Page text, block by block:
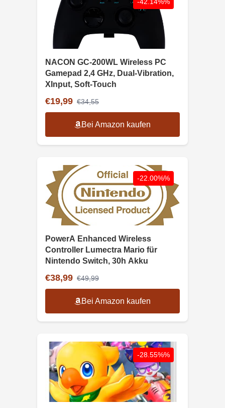
-42.14%%
NACON GC-200WL Wireless PC
Gamepad 2,4 GHz, Dual-Vibration,
XInput, Soft-Touch
€19,99 €34,55
Bei Amazon kaufen
-22.00%%
PowerA Enhanced Wireless
Controller Lumectra Mario für
Nintendo Switch, 30h Akku
€38,99 €49,99
Bei Amazon kaufen
-28.55%%